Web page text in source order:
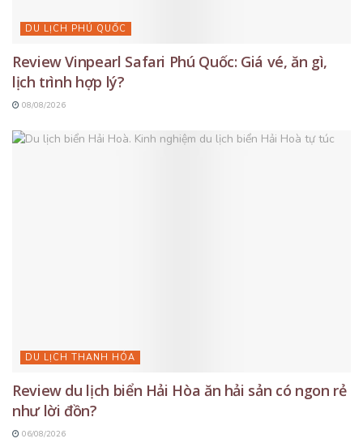
DU LỊCH PHÚ QUỐC
Review Vinpearl Safari Phú Quốc: Giá vé, ăn gì,
lịch trình hợp lý?
08/08/2026
DU LỊCH THANH HÓA
Review du lịch biển Hải Hòa ăn hải sản có ngon rẻ
như lời đồn?
06/08/2026